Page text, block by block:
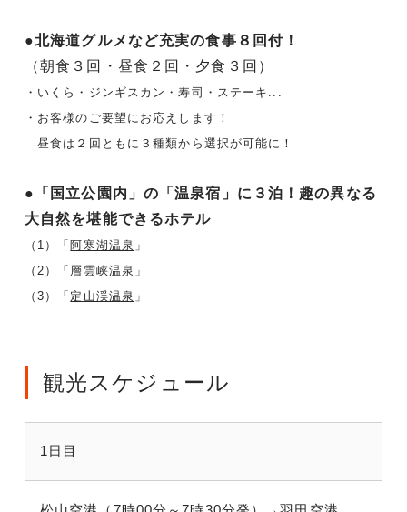
●北海道グルメなど充実の食事８回付！
（朝食３回・昼食２回・夕食３回）
・いくら・ジンギスカン・寿司・ステーキ...
・お客様のご要望にお応えします！
昼食は２回ともに３種類から選択が可能に！
●「国立公園内」の「温泉宿」に３泊！趣の異なる
大自然を堪能できるホテル
（1）「 阿寒湖温泉 」
（2）「 層雲峡温泉 」
（3）「 定山渓温泉 」
観光スケジュール
1日目